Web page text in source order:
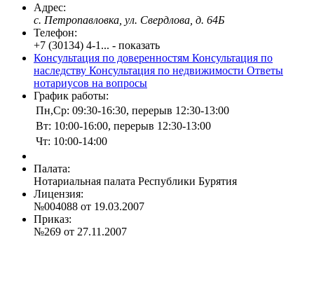
Адрес:
с. Петропавловка, ул. Свердлова, д. 64Б
Телефон:
+7 (30134) 4-1... - показать
Консультация по доверенностям Консультация по
наследству Консультация по недвижимости Ответы
нотариусов на вопросы
График работы:
Пн,Ср: 09:30-16:30, перерыв 12:30-13:00
Вт: 10:00-16:00, перерыв 12:30-13:00
Чт: 10:00-14:00
Палата:
Нотариальная палата Республики Бурятия
Лицензия:
№004088 от 19.03.2007
Приказ:
№269 от 27.11.2007